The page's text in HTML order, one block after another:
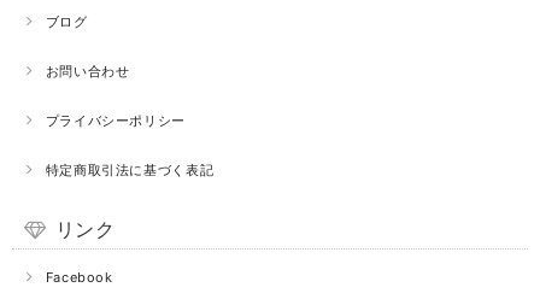
ブログ
お問い合わせ
プライバシーポリシー
特定商取引法に基づく表記
リンク
Facebook